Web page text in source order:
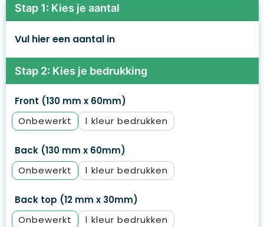
Stap 1: Kies je aantal
Vul hier een aantal in
Stap 2: Kies je bedrukking
Front (130 mm x 60mm)
Onbewerkt
1
Back (130 mm x 60mm)
Onbewerkt
1
Back top (12 mm x 30mm)
Onbewerkt
1